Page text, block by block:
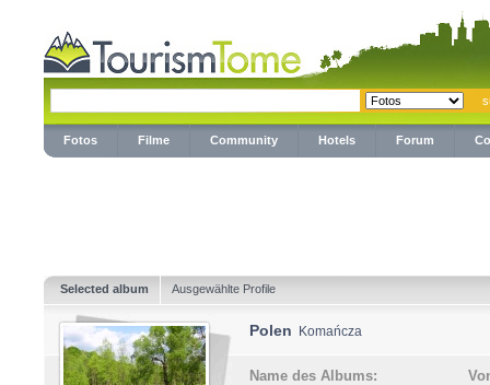
Fotos Filme Community Hotels Forum
Selected album Ausgewählte Profile
Polen Komańcza
Name des Albums: